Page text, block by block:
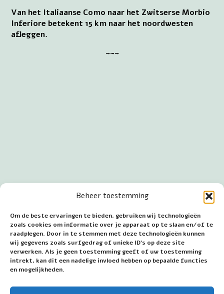
Beheer toestemming
Om de beste ervaringen te bieden, gebruiken wij technologieën
zoals cookies om informatie over je apparaat op te slaan en/of te
raadplegen. Door in te stemmen met deze technologieën kunnen
wij gegevens zoals surfgedrag of unieke ID's op deze site
verwerken. Als je geen toestemming geeft of uw toestemming
intrekt, kan dit een nadelige invloed hebben op bepaalde functies
en mogelijkheden.
Van het Italiaanse Como naar het Zwitserse Morbio
Inferiore betekent 15 km naar het noordwesten
afleggen.
~~~